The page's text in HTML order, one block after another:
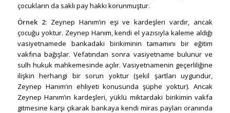
çocukların da saklı pay hakkı korunmuştur.
Örnek 2:Zeynep Hanım’ın eşi ve kardeşleri vardır, ancak
çocuğu yoktur. Zeynep Hanım, kendi el yazısıyla kaleme aldığı
vasiyetnamede bankadaki birikiminin tamamını bir eğitim
vakfına bağışlar. Vefatından sonra vasiyetname bulunur ve
sulh hukuk mahkemesinde açılır. Vasiyetnamenin geçerliliğine
ilişkin herhangi bir sorun yoktur (şekil şartları uygundur,
Zeynep Hanım’ın ehliyeti konusunda şüphe yoktur). Ancak
Zeynep Hanım’ın kardeşleri, yüklü miktardaki birikimin vakfa
gitmesine karşı çıkarak bankaya kendi miras payları oranında